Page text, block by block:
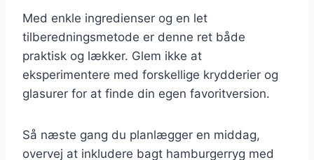
Med enkle ingredienser og en let
tilberedningsmetode er denne ret både
praktisk og lækker. Glem ikke at
eksperimentere med forskellige krydderier og
glasurer for at finde din egen favoritversion.
Så næste gang du planlægger en middag,
overvej at inkludere bagt hamburgerryg med